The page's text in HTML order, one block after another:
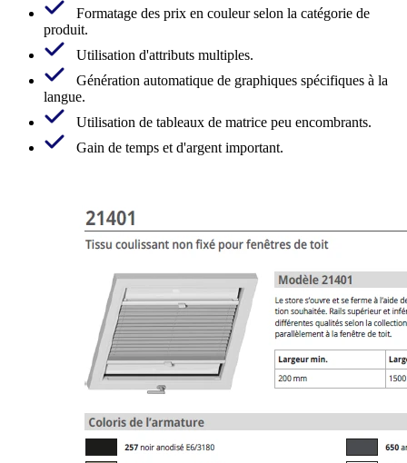
Formatage des prix en couleur selon la catégorie de
produit.
Utilisation d'attributs multiples.
Génération automatique de graphiques spécifiques à la
langue.
Utilisation de tableaux de matrice peu encombrants.
Gain de temps et d'argent important.